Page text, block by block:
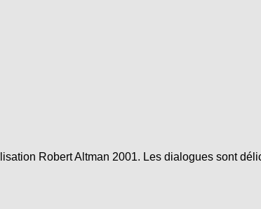
Robert Altman 2001. Les dialogues sont